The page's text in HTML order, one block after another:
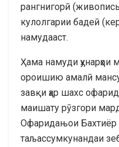
рангнигорӣ
кулолгарии бадеӣ
намудааст.
Ҳама намуди ҳунарҳои
ороишию амалӣ
завқи ҳар шахс
маишату рӯзгори
Офаридањои Бахтиёр
таљассумкунандаи